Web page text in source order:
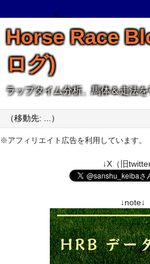
Horse Race
ログ)
ラップタイム分析、馬体＆走法
※アフィリエイト広告を利用しています。
↓X（旧
↓note↓